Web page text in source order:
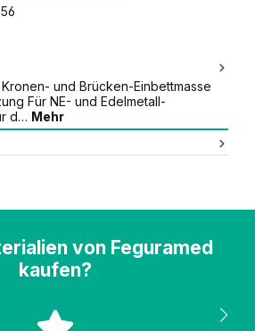
und Brücken-Einbettmasse
Für NE- und Edelmetall-
d… Mehr
von Feguramed
kaufen?